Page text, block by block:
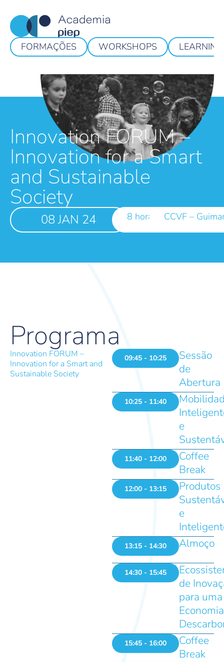
FORMAÇÕES WORKSHOPS
Innovation FORUM –
Innovation for a Smart
and Sustainable
Society
08 JAN 24 8 horas CCVF –
Programa
Innovation FORUM –
Innovation for a Smart and
Sustainable Society
09:45 - 10:25
Sessão
de
Abertura
10:25 - 11:40
e
11:40 - 12:00
Coffee
Break
12:00 - 13:15
Produtos
e
13:15 - 14:30 Almoço
14:30 - 15:45
de
para uma
Economia
15:45 - 16:00
Coffee
Break